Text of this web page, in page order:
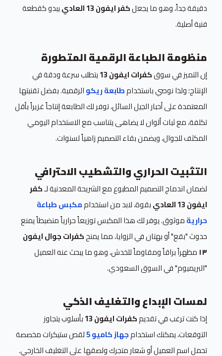
دقيقة جداً، وهو ما يجعلكفر ايفون 13 العادي
يبدو كقطعة
فنية أصلية.
منظومة الطباعة الرقمية المتطورة
إن التميز في سوقكفرات ايفون 13
يتطلب سرعة ودقة في
الإنتاج؛ ولذا نوصي باستخدامطابعة ريكوالرقمية. بفضل تقنيتها
المعتمدة على أحبار الجيل السائل، توفر لك الطابعة إنتاجاً غزيراً بأقل
تكلفة، مع ثبات ألوان لا يضاهى يتناسب مع الاستخدام اليومي
المكثف للجوال، ويضمن بقاء التصميم زاهياً لسنوات.
التثبيت الحراري والتشطيب الاحترافي
لضمان اندماج التصميم المطبوع مع الشريحة المعدنية لـكفر
ايفون 13 العادي
بقوة، لابد من استخداممكبس طباعة
حراريةموثوق. يوفر لك هذا المكبس توزيعاً حرارياً منضبطاً يمنع
حدوث "بقع" أو بهتان في الزوايا، مما يمنحكفرات جوال ايفون
١٣ مظهراً براقاً ومقاوماً للخدش، وهو ما يبحث عنه العميل
"البريميوم" في السوق السعودي.
لمسات الإبداع والتغليف الذكي
إذا كنت ترغب في تقديمكفرات ايفون 13
بأسلوب يتجاوز
التوقعات، يمكنك استخدامجهاز كاميو 5 لقص ستيكرات مخصصة
تحمل اسم العميل أو شعار متجرك ولصقها على التغليف الخارجي.